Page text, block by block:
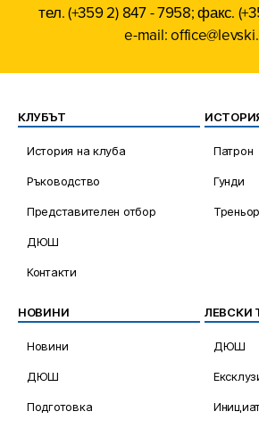
тел. (+359 2) 847 - 7958; факс.
e-mail:
КЛУБЪТ
История на клуба
Ръководство
Представителен отбор
ДЮШ
Контакти
Патрон
Гунди
НОВИНИ
Новини
ДЮШ
Подготовка
ЛЕВСКИ
ДЮШ